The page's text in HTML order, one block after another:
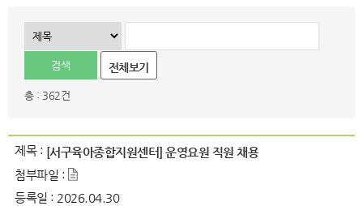
전체보기
총 : 362건
제목 : [서구육아종합지원센터] 운영요원 직원 채용
첨부파일 :
등록일 : 2026.04.30